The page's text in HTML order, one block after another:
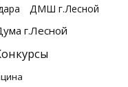
ДМШ г.Лесной
г.Лесной